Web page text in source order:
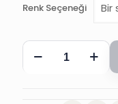
Renk Seçeneği
SÜNNET
SÜSÜ,